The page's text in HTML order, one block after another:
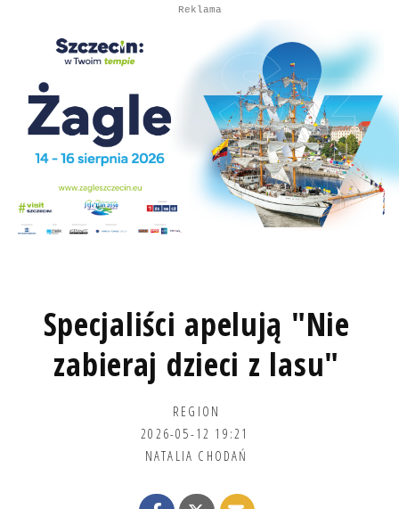
Autopromocja
Reklama
Autopromocja
Specjaliści apelują "Nie
zabieraj dzieci z lasu"
REGION
2026-05-12 19:21
NATALIA CHODAŃ